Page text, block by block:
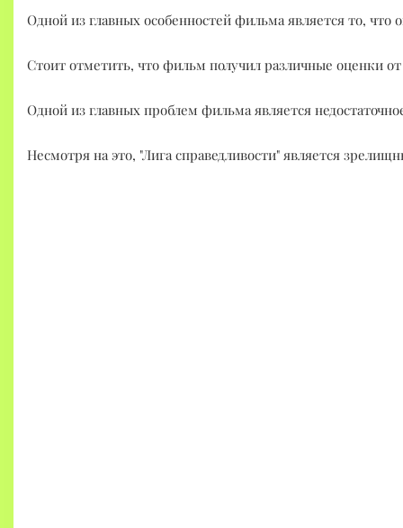
Одной из главных особенностей фильма является то,
Стоит отметить, что фильм получил различные оценки
Одной из главных проблем фильма является
Несмотря на это, "Лига справедливости" является